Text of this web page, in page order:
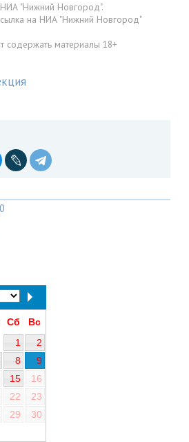
"Нижний Новгород".
на НИА "Нижний Новгород"
содержать материалы 18+
Сб
Вс
1
2
8
9
15
16
22
23
29
30